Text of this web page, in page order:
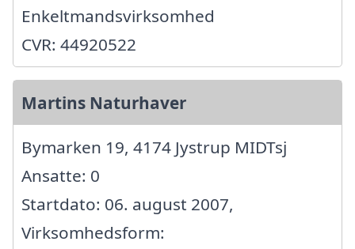
Enkeltmandsvirksomhed
CVR: 44920522
Martins Naturhaver
Bymarken 19, 4174 Jystrup MIDTsj
Ansatte: 0
Startdato: 06. august 2007,
Virksomhedsform: